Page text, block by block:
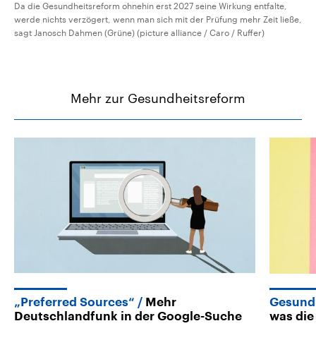
Da die Gesundheitsreform ohnehin erst 2027 seine Wirkung entfalte,
werde nichts verzögert, wenn man sich mit der Prüfung mehr Zeit ließe,
sagt Janosch Dahmen (Grüne) (picture alliance / Caro / Ruffer)
Mehr zur Gesundheitsreform
„Preferred Sources“
Mehr
Deutschlandfunk in der Google-Suche
was